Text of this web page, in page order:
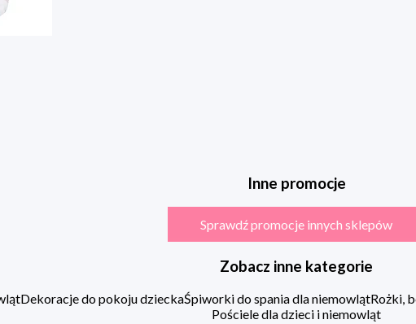
Inne promocje
Sprawdź promocje innych sklepów
Zobacz inne kategorie
Dekoracje do pokoju dzieckaŚpiworki do spania dla niemowlątRożki,
Pościele dla dzieci i niemowląt